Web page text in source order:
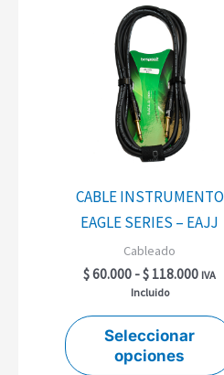
CABLE INSTRUMENTO
EAGLE SERIES – EAJJ
Cableado
$60.000 -$ 118.000 IVA
Incluido
Seleccionar
opciones